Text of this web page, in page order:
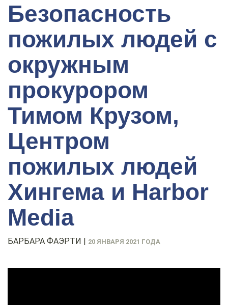
Безопасность
пожилых людей с
окружным
прокурором
Тимом Крузом,
Центром
пожилых людей
Хингема и Harbor
Media
БАРБАРА ФАЭРТИ | 20 ЯНВАРЯ 2021 ГОДА